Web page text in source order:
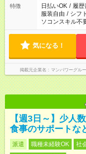
特徴 日払いOK / 履歴
服装自由 / シフ
ソコンスキル不
気になる！
掲載元企業名 マンパワーグル
【週3日～】少人
食事のサポートな
派遣 職種未経験OK 社